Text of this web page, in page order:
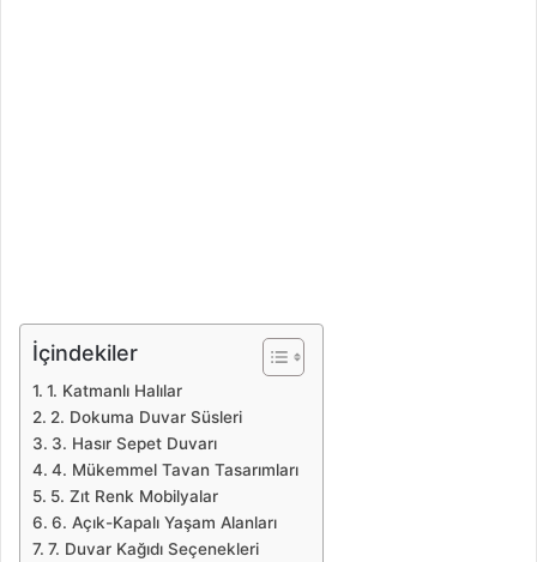
İçindekiler
1. Katmanlı Halılar
2. Dokuma Duvar Süsleri
3. Hasır Sepet Duvarı
4. Mükemmel Tavan Tasarımları
5. Zıt Renk Mobilyalar
6. Açık-Kapalı Yaşam Alanları
7. Duvar Kağıdı Seçenekleri